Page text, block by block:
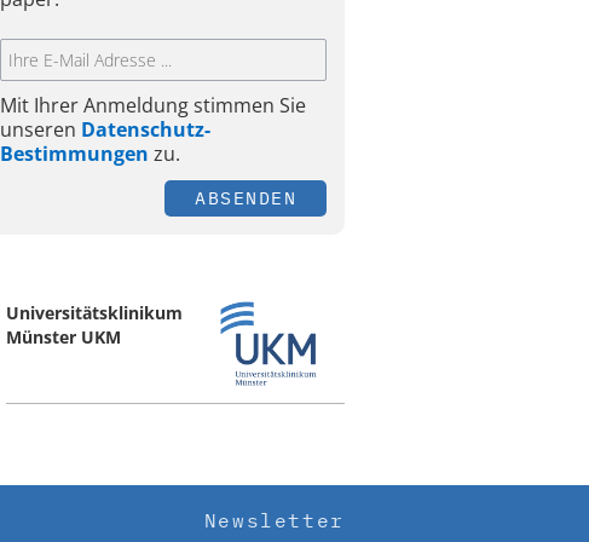
Mit Ihrer Anmeldung stimmen Sie
unseren Datenschutz-
Bestimmungen zu.
ABSENDEN
Universitätsklinikum
Münster UKM
Newsletter